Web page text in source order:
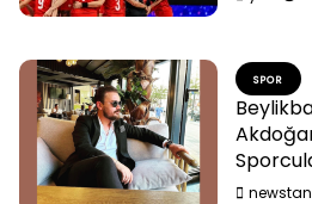
SPOR